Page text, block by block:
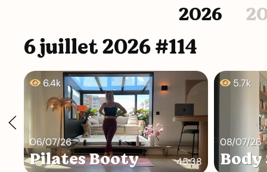
2026
6 juillet 2026 #114
06/07/26
Pilates Booty 45:38
6.4k
08/07/26
5.7k